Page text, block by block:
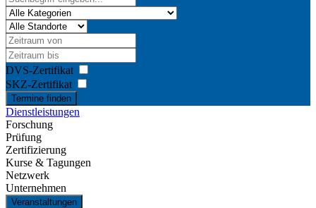
DVS-Zertifikat
SKZ-Zertifikat
Termine finden
Dienstleistungen
Forschung
Prüfung
Zertifizierung
Kurse & Tagungen
Netzwerk
Unternehmen
Veranstaltungen